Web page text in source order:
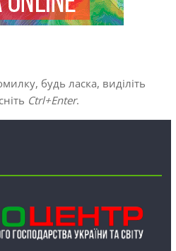
будь ласка, виділіть
Ctrl+Enter.